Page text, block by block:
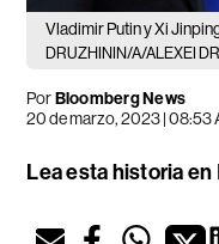
Vladimir Putin y Xi
DRUZHININ/A/ALEXEI
PorBloomberg News
20 de marzo, 2023 | 08:53
Lea esta historia en